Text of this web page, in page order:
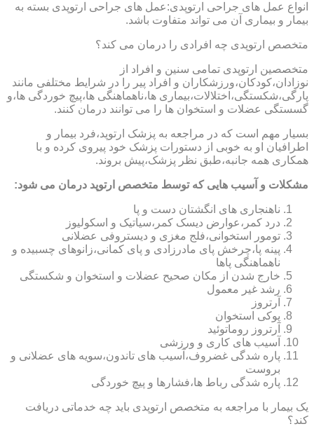
انواع عمل های جراحی ارتوپدی:عمل های جراحی ارتوپدی بسته به
بیمار و بیماری آن می تواند متفاوت باشد.
متخصص ارتوپدی چه افرادی را درمان می کند؟
متخصصین ارتوپدی تمامی سنین و افراد از
نوزادان،کودکان،ورزشکاران و افراد پیر را در شرایط مختلفی مانند
پارگی،شکستگی،اختلالات،بیماری ها،ناهماهنگی ها،پیچ خوردگی ها،و
گسستگی عضلات و استخوان ها را می توانند درمان کنند.
بسیار مهم است که در مراجعه به پزشک ارتوپد،فرد بیمار و
اطرافیان او به خوبی از دستورات پزشک خود پیروی کرده و با
همکاری همه جانبه،طبق نظر پزشک،پیش بروند.
مشکلات و آسیب هایی که توسط متخصص ارتوپد درمان می شود:
ناهنجاری های انگشتان دست و پا
درد کمر،عوارض دیسک کمر،سیاتیک و اسکولیوز
تومور استخوانی،فلج مغزی و دیستروفی عضلانی
پینه پا،چرخش پای مادرزادی و پای کمانی،زانوهای چسبیده و
ناهماهنگی پاها
خارج شدن از مکان صحیح عضلات و استخوان و شکستگی
رشد غیر معمول
آرتروز
پوکی استخوان
آرتروز روماتوئید
آسیب های کاری و ورزشی
پاره شدگی غضروف،آسیب های تاندون،سویه های عضلانی و
بروست
پاره شدگی رباط ها،فشارها و پیچ خوردگی
یک بیمار با مراجعه به متخصص ارتوپدی باید چه خدماتی دریافت
کند؟